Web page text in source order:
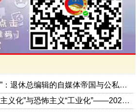
加民｜“胡锡进现象”：退休总编辑的自媒体帝国与公私边界之问
邱大军｜战争“恐怖主义化”与恐怖主义“工业化”——2026年混合冲突模式观察报告